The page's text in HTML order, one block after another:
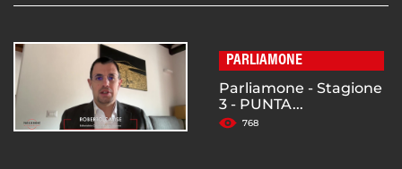
PARLIAMONE
Parliamone - Stagione
3 - PUNTA...
768